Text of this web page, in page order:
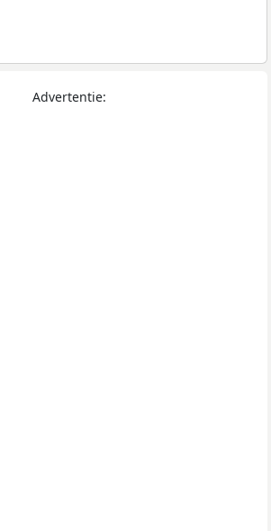
Advertentie: